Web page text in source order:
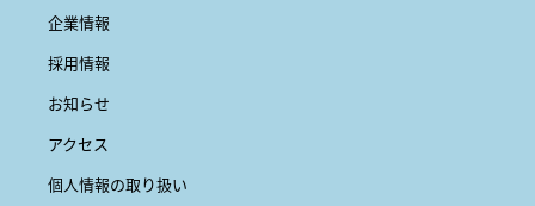
企業情報
採用情報
お知らせ
アクセス
個人情報の取り扱い